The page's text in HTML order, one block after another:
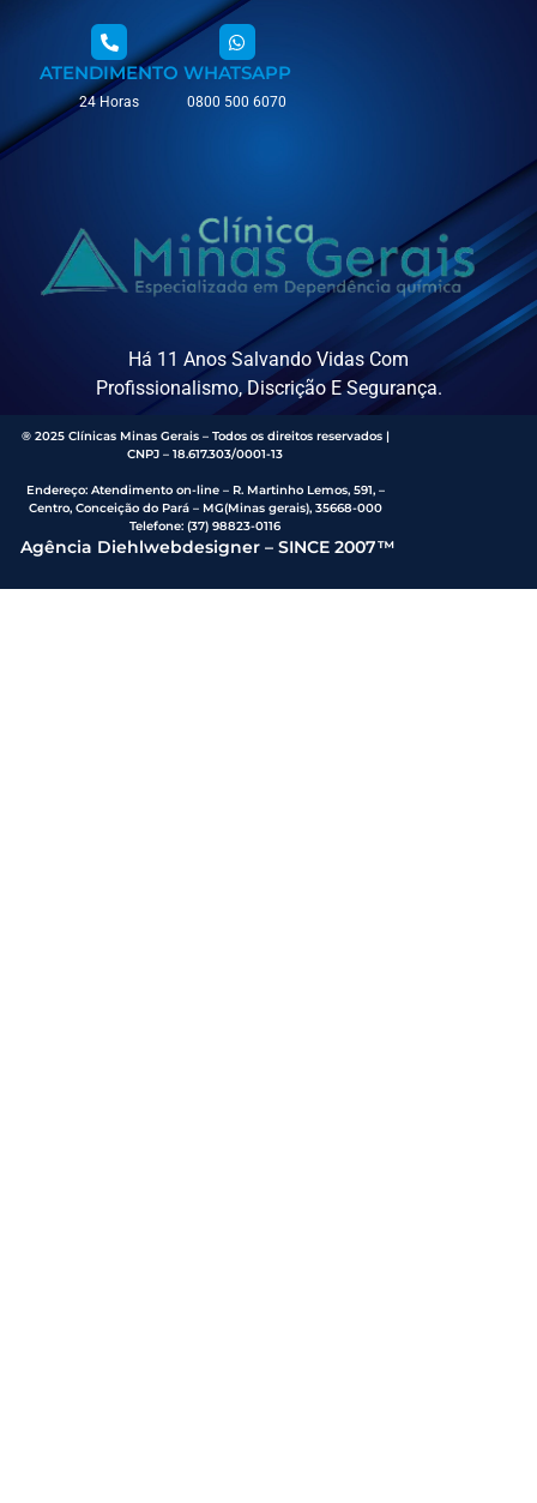
ATENDIMENTO
24 Horas
WHATSAPP
0800 500 6070
Há 11 Anos Salvando Vidas Com
Profissionalismo, Discrição E Segurança.
® 2025 Clínicas Minas Gerais – Todos os direitos reservados |
CNPJ – 18.617.303/0001-13
Endereço: Atendimento on-line – R. Martinho Lemos, 591, –
Centro, Conceição do Pará – MG(Minas gerais), 35668-000
Telefone:(37) 98823-0116
Agência Diehlwebdesigner – SINCE 2007™